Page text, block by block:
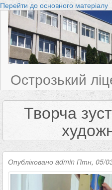
Перейти до основного матеріалу
Острозький
Творча
Опубліковано admin Птн, 05/